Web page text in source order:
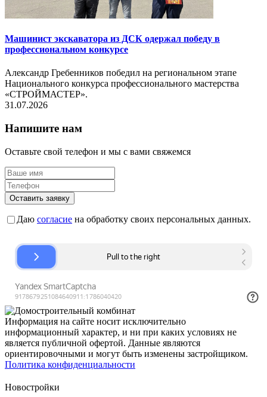
Машинист экскаватора из ДСК одержал победу в
профессиональном конкурсе
Александр Гребенников победил на региональном этапе
Национального конкурса профессионального мастерства
«СТРОЙМАСТЕР».
31.07.2026
Напишите нам
Оставьте свой телефон и мы с вами свяжемся
Оставить заявку
Даю согласие на обработку своих персональных данных.
Информация на сайте носит исключительно
информационный характер, и ни при каких условиях не
является публичной офертой. Данные являются
ориентировочными и могут быть изменены застройщиком.
Политика конфиденциальности
Новостройки